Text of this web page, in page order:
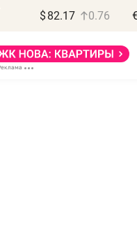
$ 82.17 0.76